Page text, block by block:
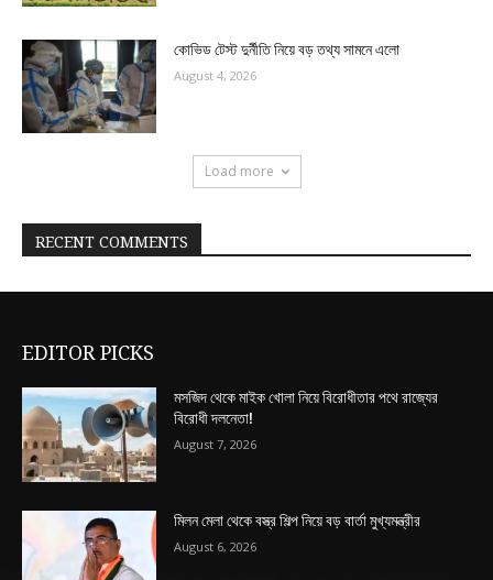
কোভিড টেস্ট দুর্নীতি নিয়ে বড় তথ্য সামনে এলো
August 4, 2026
Load more
RECENT COMMENTS
EDITOR PICKS
মসজিদ থেকে মাইক খোলা নিয়ে বিরোধীতার পথে রাজ্যের
বিরোধী দলনেতা!
August 7, 2026
মিলন মেলা থেকে বস্ত্র শিল্প নিয়ে বড় বার্তা মুখ্যমন্ত্রীর
August 6, 2026